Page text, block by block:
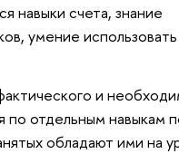
навыки счета, знание
умение использовать
и
по отдельным навыкам
обладают ими на